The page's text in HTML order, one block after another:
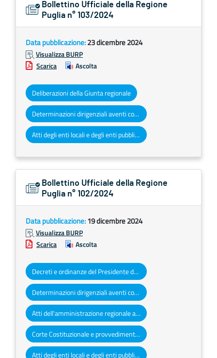
Bollettino Ufficiale della Regione
Puglia n° 103/2024
Data pubblicazione:23 dicembre 2024
Visualizza BURP
Scarica
Ascolta
Deliberazioni della Giunta regionale
Determinazioni dirigenziali aventi contenuto di interesse generale
Atti degli enti locali e degli enti pubblici e privati
Bollettino Ufficiale della Regione
Puglia n° 102/2024
Data pubblicazione:19 dicembre 2024
Visualizza BURP
Scarica
Ascolta
Decreti e ordinanze del Presidente della Giunta regionale
Determinazioni dirigenziali aventi contenuto di interesse generale
Atti dell'amministrazione regionale ad obbligo di pubblicazione
Corte Costituzionale e provvedimenti organi giurisdizionali
Atti degli enti locali e degli enti pubblici e privati